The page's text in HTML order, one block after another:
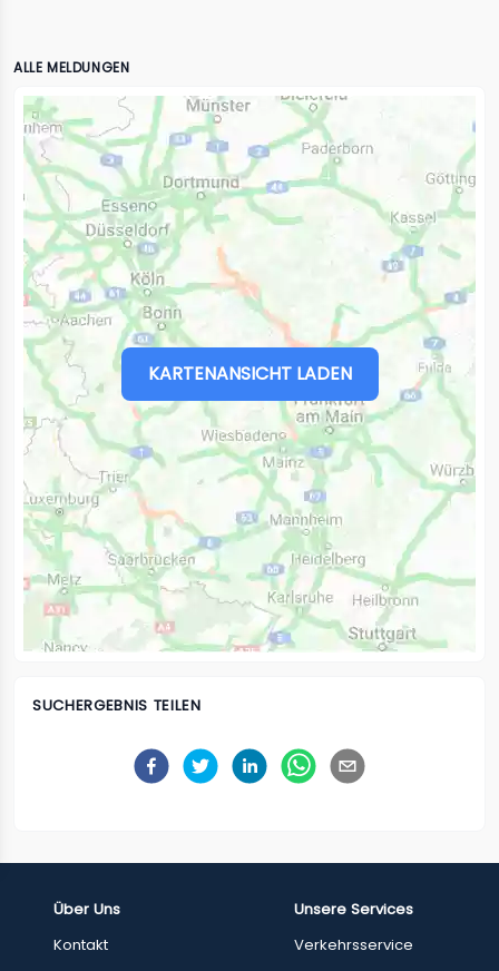
ALLE MELDUNGEN
KARTENANSICHT LADEN
SUCHERGEBNIS TEILEN
Über Uns
Kontakt
Unsere Services
Verkehrsservice